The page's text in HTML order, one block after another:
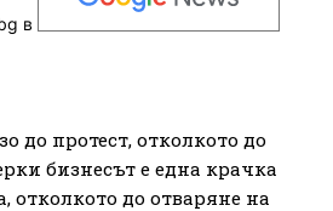
в
до протест, отколкото до
бизнесът е една крачка
отколкото до отваряне на